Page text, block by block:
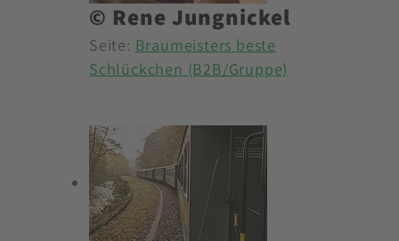
© Rene Jungnickel
Seite: Braumeisters beste
Schlückchen (B2B/Gruppe)